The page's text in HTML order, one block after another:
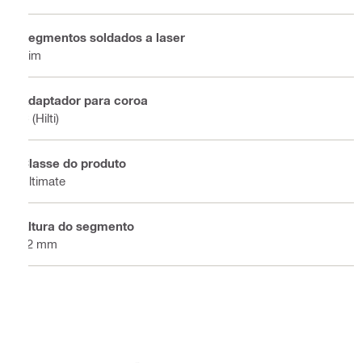
Segmentos soldados a laser
Sim
Adaptador para coroa
C (Hilti)
Classe do produto
Ultimate
Altura do segmento
12 mm